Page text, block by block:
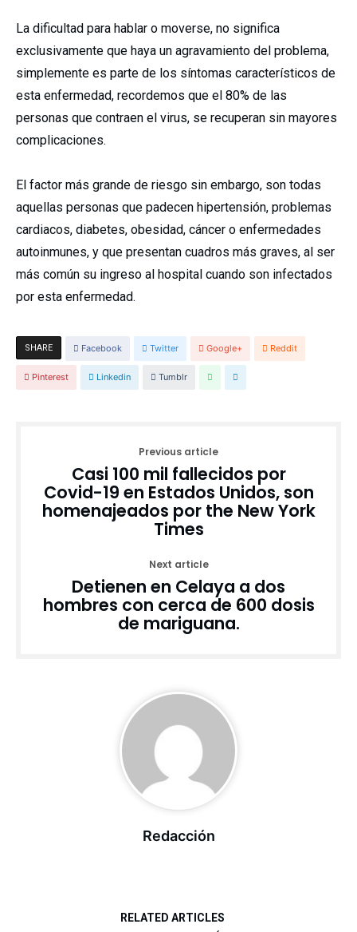
La dificultad para hablar o moverse, no significa
exclusivamente que haya un agravamiento del problema,
simplemente es parte de los síntomas característicos de
esta enfermedad, recordemos que el 80% de las
personas que contraen el virus, se recuperan sin mayores
complicaciones.
El factor más grande de riesgo sin embargo, son todas
aquellas personas que padecen hipertensión, problemas
cardiacos, diabetes, obesidad, cáncer o enfermedades
autoinmunes, y que presentan cuadros más graves, al ser
más común su ingreso al hospital cuando son infectados
por esta enfermedad.
SHARE Facebook Twitter Google+ Reddit
Pinterest Linkedin Tumblr
Previous article
Casi 100 mil fallecidos por
Covid-19 en Estados Unidos, son
homenajeados por the New York
Times
Next article
Detienen en Celaya a dos
hombres con cerca de 600 dosis
de mariguana.
Redacción
RELATED ARTICLES